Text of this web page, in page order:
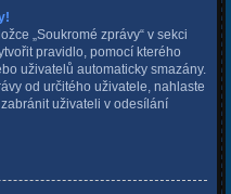
„Soukromé zprávy“ v sekci
pravidlo, pomocí kterého
uživatelů automaticky smazány.
od určitého uživatele, nahlaste
uživateli v odesílání